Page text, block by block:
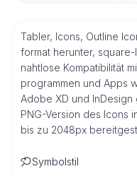
Tabler, Icons, Outline
format herunter,
nahtlose Kompatibilität
programmen und Apps
Adobe XD und
PNG-Version des Icons
bis zu 2048px
Symbolstil